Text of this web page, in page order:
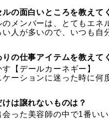
の面白いところを教えて
のメンバーは、とてもエネ
い人が多いので、いつも自
の仕事アイテムを教えて
す【デールカーネギー】
ケーションに迷った時に何
は譲れないものは？
った美容師の中で1番い